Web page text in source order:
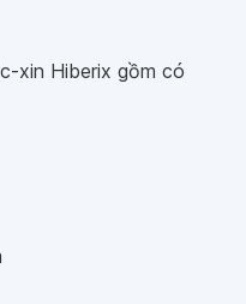
xin Hiberix gồm có